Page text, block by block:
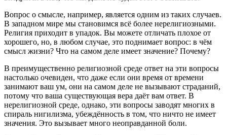
Вопрос о смысле, например, является одним из таких случаев.
В западном мире мы становимся всё более нерелигиозными.
Религия приходит в упадок. Вы можете отличать плохое от
хорошего, но, в любом случае, это поднимает вопрос: в чём
смысл жизни? Что на самом деле имеет значение? Почему?
В преимущественно религиозной среде ответ на эти вопросы
настолько очевиден, что даже если они время от времени
занимают ваш ум, они на самом деле не вызывают страданий,
потому что ваша существующая вера даёт вам ответ. В
нерелигиозной среде, однако, эти вопросы заводят многих в
спираль нигилизма, убеждённость в том, что ничто не имеет
значения. Это вызывает много неоправданной боли.